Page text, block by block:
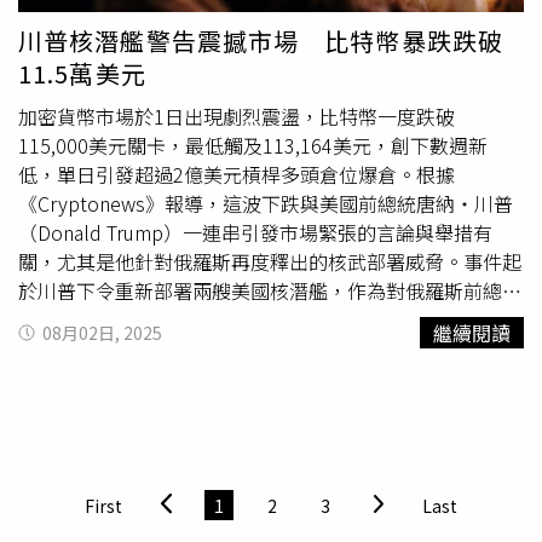
題」。帛琉將在2026年主辦論壇。索羅門群島在2019年將
外交承認由台灣轉向中國，3年後雙方簽署了1項備受爭議的
安全協議。索羅門群島同時也獲得北京的大量資金支持，包
括最近獲贈100萬美元以購買27輛車，用於論壇期間接送與
會代表。南太平洋大學（University of the South Pacific）
外交與國際事務高級講師泰斯（Sarina Theys）博士指出，
索羅門群島的決定可能是為了避免在中國與台灣之間做出公
開選擇，「唯一的辦法就是誰都不邀請。」吐瓦魯駐紐西蘭
高級專員公署（Tuvalu High Commission in New
Zealand）一等秘書伊利烏塔（Niuone Eliuta）則表示，他
毫不懷疑中國在這項決定背後，試圖阻止外部夥伴參與即將
舉行的論壇，「在這個時代，中國對太平洋的影響力非常
（Tonga）的會議中，領袖公報中涉及台灣的部分被刪除，
許多人認為這是中國施加壓力的結果。2022年，在斐濟
該機構目前由川普提名的新主任人選保羅英格拉西亞（Paul
Dans）等待參議院確認。前白宮倫理律師、現任明尼蘇達
大學法學教授理查德佩因特（Richard Painter）表示，政治
任命官員將難以保持獨立。他警告：「政治化的特別檢察官
辦公室對政府信任造成嚴重傷害。」對於史密斯是否違反
《哈奇法案》，法律界看法不一。佩因特指出，單純提交法
庭文件並不構成違規，除非故意選在選舉前炒作或發佈媒體
聲明，「我從未見過檢察官僅因履行職責就被認定違反《哈
奇法案》。」史密斯自2022年受司法部長梅里克加蘭
（Merrick Garland）任命後，對川普的兩起案件展開深入
調查，並於2024年初辭職，隨即結束對川普的起訴行動。
川普與其支持者長期以來指責史密斯將司法部「武器化」，
構指出，該機構正被其應監督的政權「俘獲」，有形同淪為
政治工具的危機。史密斯並非唯一被指控政治干預的前高
川普核潛艦警告震撼市場 比特幣暴跌跌破
11.5萬美元
加密貨幣市場於1日出現劇烈震盪，比特幣一度跌破
115,000美元關卡，最低觸及113,164美元，創下數週新
低，單日引發超過2億美元槓桿多頭倉位爆倉。根據
《Cryptonews》報導，這波下跌與美國前總統唐納・川普
（Donald Trump）一連串引發市場緊張的言論與舉措有
關，尤其是他針對俄羅斯再度釋出的核武部署威脅。事件起
於川普下令重新部署兩艘美國核潛艦，作為對俄羅斯前總
統、現任安全會議副主席梅德韋傑夫（Dmitry Medvedev）
言論的回應。梅德韋傑夫批評川普對俄羅斯開出的「十天內
治風險。川普同日還將矛頭指向美國經濟與金融體系，先是
公開指控勞工統計局局長麥肯塔弗（Erika McEntarfer）在
08月02日, 2025 繼續閱讀
First 1 2 3 Last